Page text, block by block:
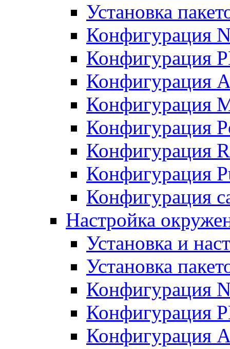
Установка
Конфигурация
Конфигурация
Конфигурация
Конфигурация
Конфигурация
Конфигурация
Конфигурация
Конфигурация
Настройка
Установка и
Установка
Конфигурация
Конфигурация
Конфигурация